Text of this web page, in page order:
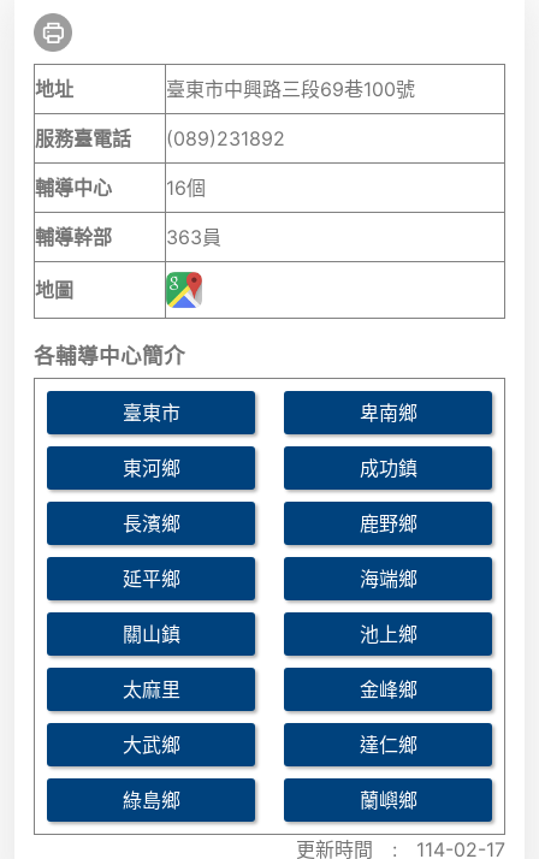
地址 臺東市中興路三段69巷100號
服務臺電話 (089)231892
輔導中心 16個
輔導幹部 363員
地圖
各輔導中心簡介
臺東市 卑南鄉
東河鄉 成功鎮
長濱鄉 鹿野鄉
延平鄉 海端鄉
關山鎮 池上鄉
太麻里 金峰鄉
大武鄉 達仁鄉
綠島鄉 蘭嶼鄉
更新時間 : 114-02-17